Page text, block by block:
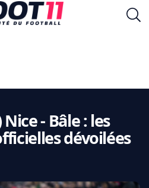
- Bâle : les
dévoilées